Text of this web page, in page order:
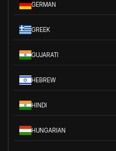
GERMAN
GREEK
GUJARATI
HEBREW
HINDI
HUNGARIAN